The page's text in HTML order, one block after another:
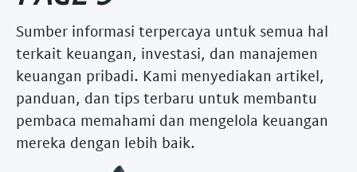
Sumber informasi terpercaya untuk semua hal
terkait keuangan, investasi, dan manajemen
keuangan pribadi. Kami menyediakan artikel,
panduan, dan tips terbaru untuk membantu
pembaca memahami dan mengelola keuangan
mereka dengan lebih baik.